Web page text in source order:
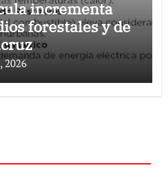
incrementa
forestales y de
2026